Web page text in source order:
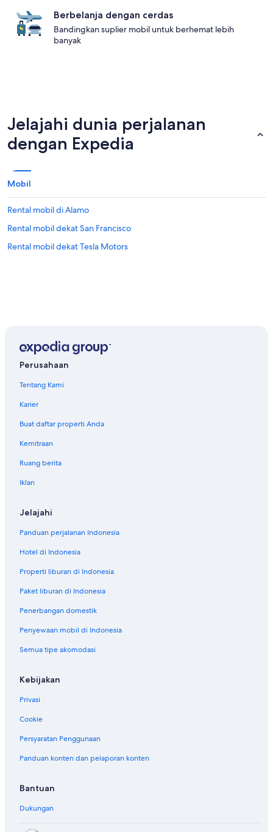
Berbelanja dengan cerdas
Bandingkan suplier mobil untuk berhemat lebih
banyak
Jelajahi dunia perjalanan
dengan Expedia
Mobil
Rental mobil di Alamo
Rental mobil dekat San Francisco
Rental mobil dekat Tesla Motors
Perusahaan
Tentang Kami
Karier
Buat daftar properti Anda
Kemitraan
Ruang berita
Iklan
Jelajahi
Panduan perjalanan Indonesia
Hotel di Indonesia
Properti liburan di Indonesia
Paket liburan di Indonesia
Penerbangan domestik
Penyewaan mobil di Indonesia
Semua tipe akomodasi
Kebijakan
Privasi
Cookie
Persyaratan Penggunaan
Panduan konten dan pelaporan konten
Bantuan
Dukungan